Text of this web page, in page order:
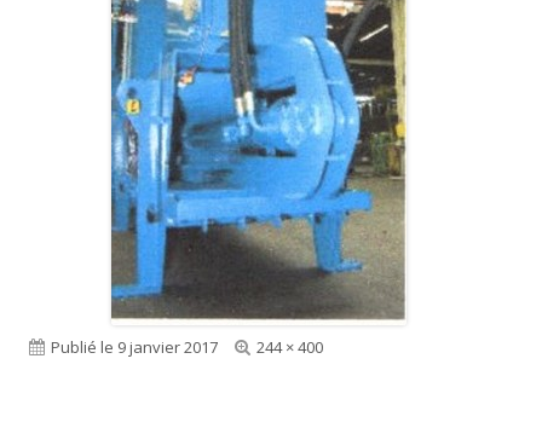
Publié le 9 janvier 2017
Taille
244 × 400